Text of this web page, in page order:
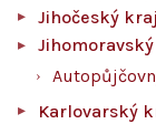
Jihočeský kraj
Karlovarský